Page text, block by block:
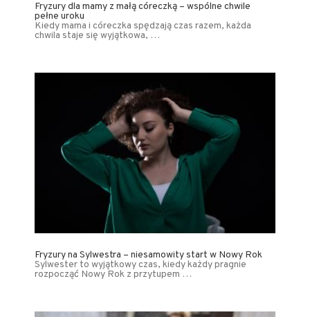
Fryzury dla mamy z małą córeczką – wspólne chwile
pełne uroku
Kiedy mama i córeczka spędzają czas razem, każda
chwila staje się wyjątkowa, …
Fryzury na Sylwestra – niesamowity start w Nowy Rok
Sylwester to wyjątkowy czas, kiedy każdy pragnie
rozpocząć Nowy Rok z przytupem …